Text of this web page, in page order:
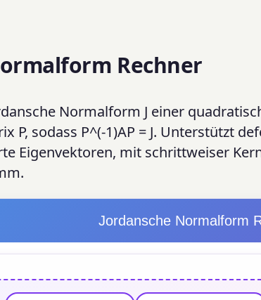
Rechner
Normalform J einer
P, sodass P^(-1)AP = J. Unterstützt
Eigenvektoren, mit schrittweiser
Jordansche Normalform